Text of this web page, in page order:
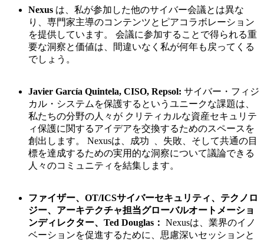
Nexus は、私が参加した他のサイバー会議とは異な
り、専門家主導のコンテンツとピアコラボレーション
を提供しています。 会議に参加することで得られる重
要な洞察と価値は、間違いなく私が何年も戻ってくる
でしょう。
Javier García Quintela, CISO, Repsol: サイバー・フィジ
カル・システムを保護するというユニークな課題は、
私たちの分野の人々が クリティカルな資産セキュリテ
ィ保護に関するアイデアを交換するためのスペースを
創出します。 Nexusは、成功 、失敗、そして共通の目
標を達成するための実用的な洞察について議論できる
人々のコミュニティを結集します。
ファイザー、OT/ICSサイバーセキュリティ、テクノロ
ジー、アーキテクチャ担当グローバルオートメーショ
ンディレクター、Ted Douglas： Nexusは、業界のイノ
ベーションを促進するために、思慮深いセッションと